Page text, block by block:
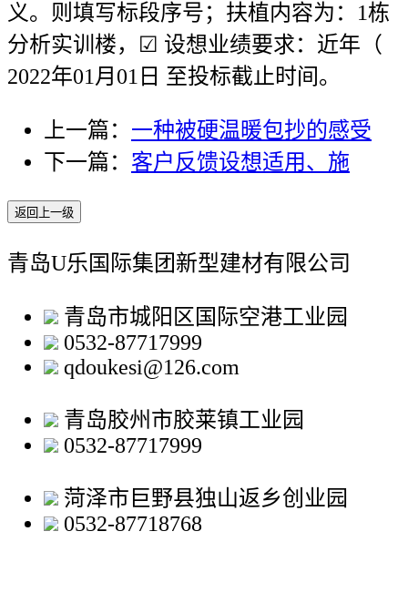
义。则填写标段序号；扶植内容为：1栋
分析实训楼，☑ 设想业绩要求：近年（
2022年01月01日 至投标截止时间。
上一篇： 一种被硬温暖包抄的感受
下一篇： 客户反馈设想适用、施
返回上一级
青岛U乐国际集团新型建材有限公司
青岛市城阳区国际空港工业园
0532-87717999
qdoukesi@126.com
青岛胶州市胶莱镇工业园
0532-87717999
菏泽市巨野县独山返乡创业园
0532-87718768